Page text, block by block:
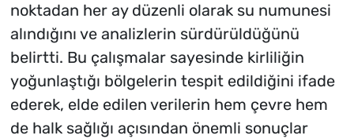
noktadan her ay düzenli olarak su numunesi
alındığını ve analizlerin sürdürüldüğünü
belirtti. Bu çalışmalar sayesinde kirliliğin
yoğunlaştığı bölgelerin tespit edildiğini ifade
ederek, elde edilen verilerin hem çevre hem
de halk sağlığı açısından önemli sonuçlar